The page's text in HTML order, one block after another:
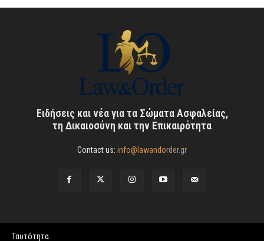
Ειδήσεις και νέα για τα Σώματα Ασφαλείας,
τη Δικαιοσύνη και την Επικαιρότητα
Contact us: info@lawandorder.gr
Ταυτότητα